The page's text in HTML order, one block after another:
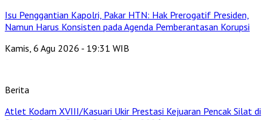
Isu Penggantian Kapolri, Pakar HTN: Hak Prerogatif Presiden,
Namun Harus Konsisten pada Agenda Pemberantasan Korupsi
Kamis, 6 Agu 2026 - 19:31 WIB
Berita
Atlet Kodam XVIII/Kasuari Ukir Prestasi Kejuaran Pencak Silat di